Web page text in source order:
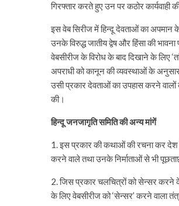
गिरफ्तार करते हुए उन पर कठोर कार्यवाही
इस वेब सिरीज में हिन्दू देवताओं का अपमान
उनके विरुद्ध जातीय द्वेष और हिंसा की
वेबसीरीज के विरोध के बाद दिखाने के लिए
अपराधी को कानून की व्यवस्थाओं के
उसी प्रकार देवताओं का उपहास करने
की।
हिन्दू जनजागृति समिति की अन्य मांगें
1. इस प्रकार की कथाओं की रचना कर देश
करने वाले तथा उनके निर्माताओं से भी
2. जिस प्रकार चलचित्रों को सेन्सर करने
के लिए वेबसीरीज को ‘सेन्सर’ करने वाला तंत्र